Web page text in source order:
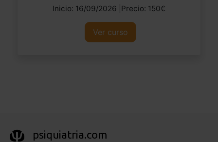
Inicio: 16/09/2026 |Precio: 150€
Ver curso
psiquiatria.com